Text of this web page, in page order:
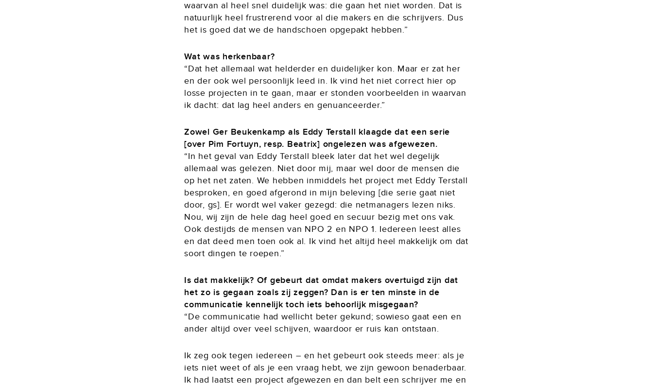
waarvan al heel snel duidelijk was: die gaan het niet worden. Dat is
natuurlijk heel frustrerend voor al die makers en die schrijvers. Dus
het is goed dat we de handschoen opgepakt hebben.”
Wat was herkenbaar?
“Dat het allemaal wat helderder en duidelijker kon. Maar er zat her
en der ook wel persoonlijk leed in. Ik vind het niet correct hier op
losse projecten in te gaan, maar er stonden voorbeelden in waarvan
ik dacht: dat lag heel anders en genuanceerder.”
Zowel Ger Beukenkamp als Eddy Terstall klaagde dat een serie
[over Pim Fortuyn, resp. Beatrix] ongelezen was afgewezen.
“In het geval van Eddy Terstall bleek later dat het wel degelijk
allemaal was gelezen. Niet door mij, maar wel door de mensen die
op het net zaten. We hebben inmiddels het project met Eddy Terstall
besproken, en goed afgerond in mijn beleving [die serie gaat niet
door, gs]. Er wordt wel vaker gezegd: die netmanagers lezen niks.
Nou, wij zijn de hele dag heel goed en secuur bezig met ons vak.
Ook destijds de mensen van NPO 2 en NPO 1. Iedereen leest alles
en dat deed men toen ook al. Ik vind het altijd heel makkelijk om dat
soort dingen te roepen.”
Is dat makkelijk? Of gebeurt dat omdat makers overtuigd zijn dat
het zo is gegaan zoals zij zeggen? Dan is er ten minste in de
communicatie kennelijk toch iets behoorlijk misgegaan?
“De communicatie had wellicht beter gekund; sowieso gaat een en
ander altijd over veel schijven, waardoor er ruis kan ontstaan.
Ik zeg ook tegen iedereen – en het gebeurt ook steeds meer: als je
iets niet weet of als je een vraag hebt, we zijn gewoon benaderbaar.
Ik had laatst een project afgewezen en dan belt een schrijver me en